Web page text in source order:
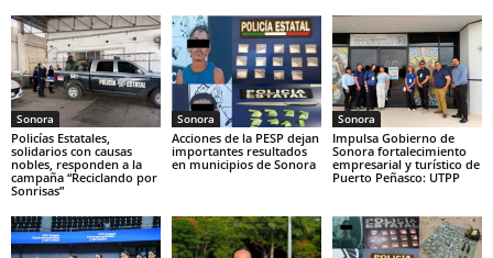
Sonora
Policías Estatales,
solidarios con causas
nobles, responden a la
campaña “Reciclando por
Sonrisas”
Sonora
Acciones de la PESP dejan
importantes resultados
en municipios de Sonora
Sonora
Impulsa Gobierno de
Sonora fortalecimiento
empresarial y turístico de
Puerto Peñasco: UTPP